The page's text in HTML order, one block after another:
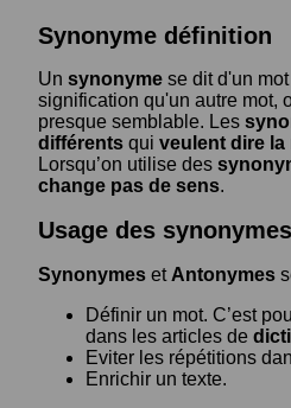
Synonyme définition
Un synonyme se dit d'un
signification qu'un autre mot,
presque semblable. Les
différents qui veulent dire la
Lorsqu’on utilise des
change pas de sens.
Usage des synonymes
Synonymes et Antonymes
Définir un mot. C’est
dans les articles de
Eviter les répétitions
Enrichir un texte.